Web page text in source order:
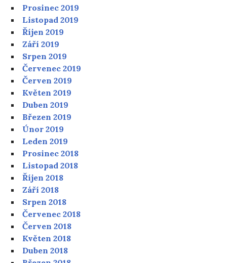
Prosinec 2019
Listopad 2019
Říjen 2019
Září 2019
Srpen 2019
Červenec 2019
Červen 2019
Květen 2019
Duben 2019
Březen 2019
Únor 2019
Leden 2019
Prosinec 2018
Listopad 2018
Říjen 2018
Září 2018
Srpen 2018
Červenec 2018
Červen 2018
Květen 2018
Duben 2018